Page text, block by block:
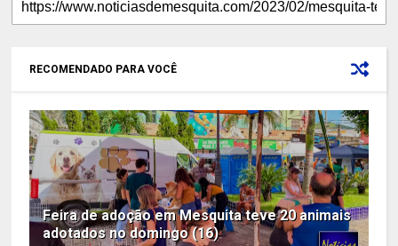
RECOMENDADO PARA VOCÊ
Feira de adoção em Mesquita teve 20 animais
adotados no domingo (16)